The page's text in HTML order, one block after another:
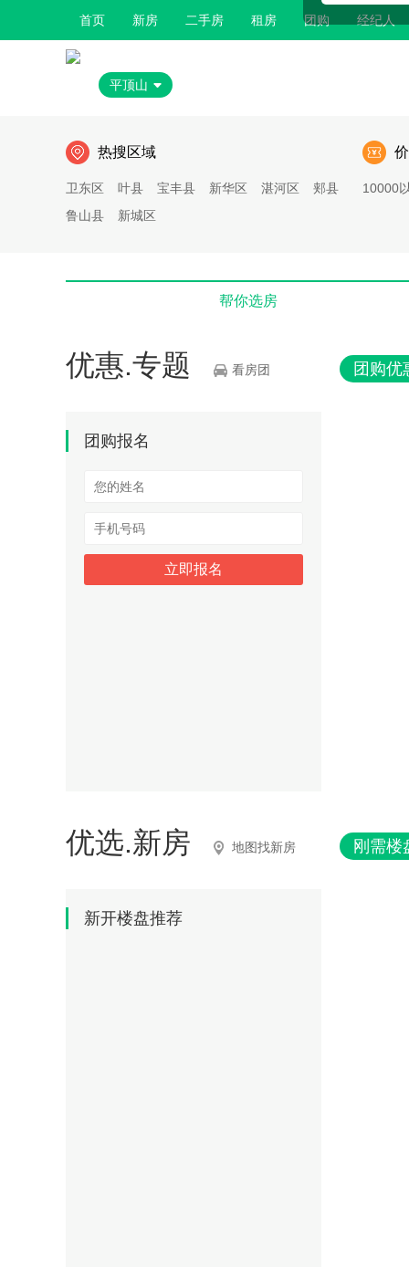
首页 新房 二手房 租房 团购 经纪人
平顶山
热搜区域
卫东区 叶县 宝丰县 新华区 湛河区
郏县
鲁山县
新城区
10000
帮你选房
优惠.专题 看房团 团购优
团购报名
立即报名
优选.新房 地图找新房 刚需楼
新开楼盘推荐